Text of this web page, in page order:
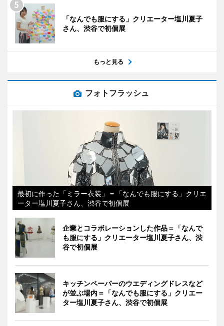
「なんでも服にする」クリエーター塩川夏子
さん、渋谷で初個展
もっと見る
フォトフラッシュ
最初に作った「ミラー衣装」＝「なんでも服にする」クリエ
ーター塩川夏子さん、渋谷で初個展
企業とコラボレーションした作品＝「なんで
も服にする」クリエーター塩川夏子さん、渋
谷で初個展
キッチンペーパーのウエディングドレスなど
が並ぶ場内＝「なんでも服にする」クリエー
ター塩川夏子さん、渋谷で初個展